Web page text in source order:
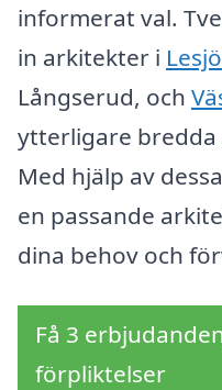
informerat val.
in arkitekter i
Långserud, och
ytterligare bredda
Med hjälp av
en passande
dina behov och
Få 3
förpliktelser